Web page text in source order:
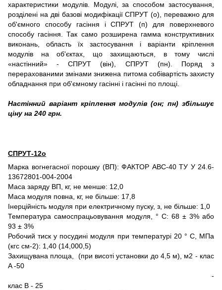
характеристики модулів. Модулі, за способом застосування,
розділені на дві базові модифікації СПРУТ (о), переважно для
об'ємного способу гасіння і СПРУТ (п) для поверхневого
способу гасіння. Так само розширена гамма конструктивних
виконань, область їх застосування і варіанти кріплення
модулів на об'єктах, що захищаються, в тому числі
«настінний» - СПРУТ (він), СПРУТ (пн). Поряд з
перерахованими змінами знижена питома собівартість захисту
обладнання при об'ємному гасінні і гасінні по площі.
Настінний варіант кріплення модулів (он; пн) збільшує
ціну на 240 грн.
СПРУТ-12о
Марка вогнегасної порошку (ВП): ФАКТОР АВС-40 ТУ У 24.6-
13672801-004-2004
Маса заряду ВП, кг, не менше: 12,0
Маса модуля повна, кг, не більше: 17,8
Інерційність модуля при електричному пуску, з, не більше: 1,0
Температура самоспрацьовування модуля, ° С: 68 ± 3% або
93 ± 3%
Робочий тиск у посудині модуля при температурі 20 ° C, МПа
(кгс см-2): 1,40 (14,000,5)
Захищувана площа, (при висоті установки до 4,5 м), м2 - клас
A -50
-
клас B - 25